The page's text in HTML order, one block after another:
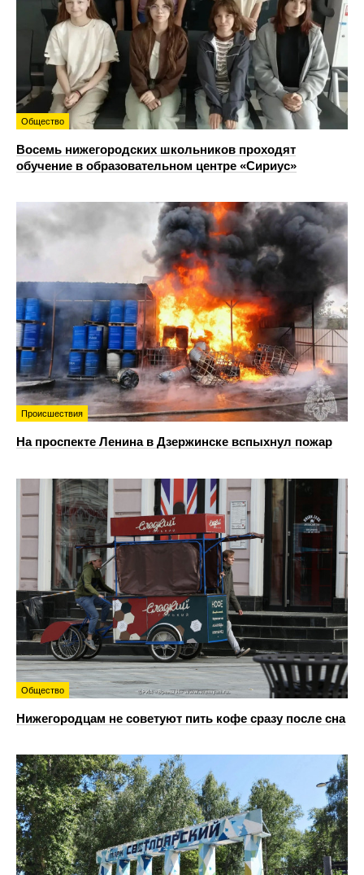
Общество
Восемь нижегородских школьников проходят
обучение в образовательном центре «Сириус»
Происшествия
На проспекте Ленина в Дзержинске вспыхнул пожар
Общество
Нижегородцам не советуют пить кофе сразу после сна